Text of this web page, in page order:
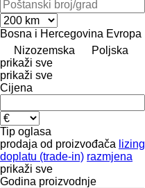
Bosna i Hercegovina Evropa
Nizozemska
Poljska
prikaži sve
prikaži sve
Cijena
Tip oglasa
prodaja od proizvođača lizing
doplatu (trade-in) razmjena
prikaži sve
Godina proizvodnje